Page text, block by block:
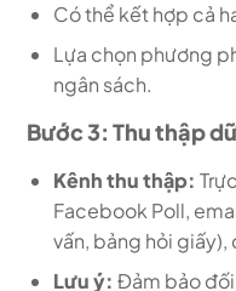
Có thể kết hợp cả
Lựa chọn phương
ngân sách.
Bước 3: Thu thập
Kênh thu thập:
Facebook Poll,
vấn, bảng hỏi
Lưu ý: Đảm bảo